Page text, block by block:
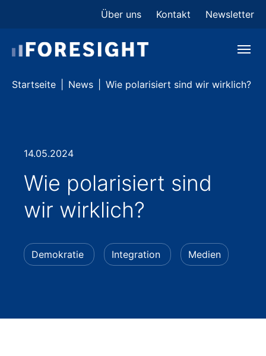
Über uns Kontakt Newsletter
You are here:
Startseite News Wie polarisiert sind wir wirklich?
14.05.2024
Wie polarisiert sind
wir wirklich?
Demokratie Integration Medien